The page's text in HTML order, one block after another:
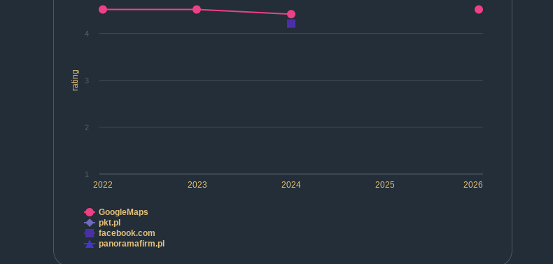
rating
2022 2023 2024 2025 2026
1
2
3
4
GoogleMaps
pkt.pl
facebook.com
panoramafirm.pl